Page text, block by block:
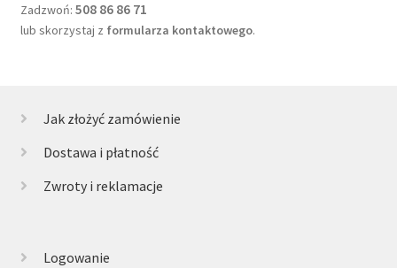
Zadzwoń: 508 86 86 71
lub skorzystaj z formularza kontaktowego.
Jak złożyć zamówienie
Dostawa i płatność
Zwroty i reklamacje
Logowanie